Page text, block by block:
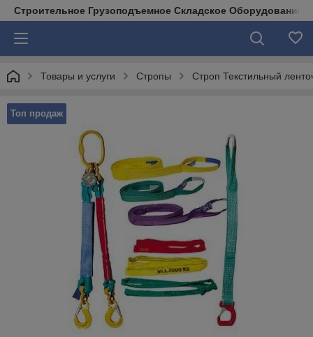
Строительное Грузоподъемное Складское Оборудование
Товары и услуги Стропы Строп Текстильный
Топ продаж